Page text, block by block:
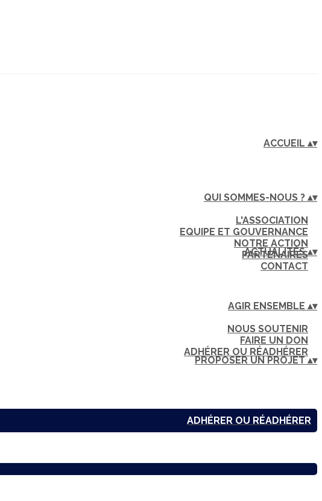
ACCUEIL ▴▾
QUI SOMMES-NOUS ? ▴▾
L'ASSOCIATION
EQUIPE ET GOUVERNANCE
NOTRE ACTION
PARTENAIRES
CONTACT
ACTUALITÉS▴▾
AGIR ENSEMBLE ▴▾
NOUS SOUTENIR
FAIRE UN DON
ADHÉRER OU RÉADHÉRER
PROPOSER UN PROJET▴▾
ADHÉRER OU RÉADHÉRER